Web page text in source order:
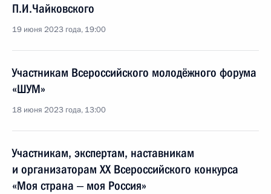
П.И.Чайковского
19 июня 2023 года, 19:00
Участникам Всероссийского молодёжного форума
«ШУМ»
18 июня 2023 года, 13:00
Участникам, экспертам, наставникам
и организаторам XX Всероссийского конкурса
«Моя страна ‒ моя Россия»